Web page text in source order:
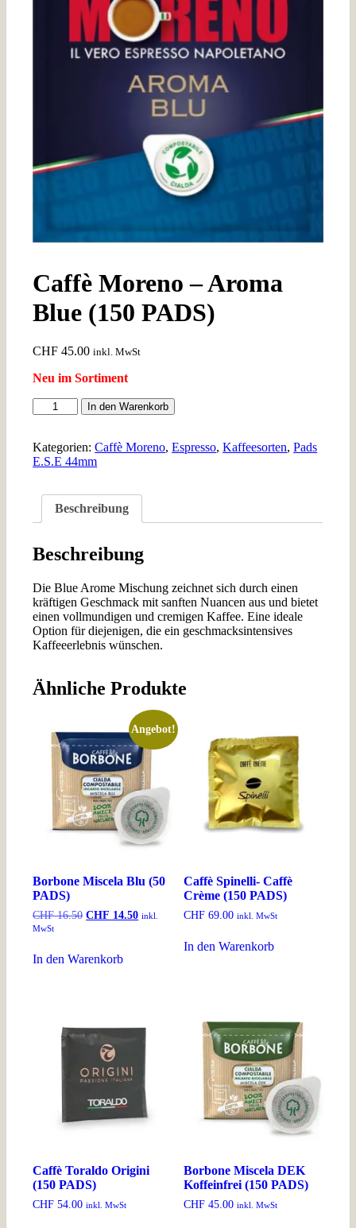
Caffè Moreno – Aroma
Blue (150 PADS)
CHF 45.00 inkl. MwSt
Neu im Sortiment
Caffè
Moreno
Aroma
Blue
Menge
In den Warenkorb
Kategorien:Caffè Moreno,Espresso,Kaffeesorten,Pads
E.S.E 44mm
Beschreibung
Beschreibung
Die Blue Arome Mischung zeichnet sich durch einen
kräftigen Geschmack mit sanften Nuancen aus und bietet
einen vollmundigen und cremigen Kaffee. Eine ideale
Option für diejenigen, die ein geschmacksintensives
Kaffeeerlebnis wünschen.
Ähnliche Produkte
Angebot!
Borbone Miscela Blu (50
PADS)
CHF16.50 Ursprünglicher
CHF 16.50
CHF 14.50Aktueller
CHF 14.50.
inkl.
MwSt
In den Warenkorb
Caffè Spinelli- Caffè
Crème (150 PADS)
CHF 69.00 inkl. MwSt
In den Warenkorb
Caffè Toraldo Origini
(150 PADS)
CHF 54.00 inkl. MwSt
Borbone Miscela DEK
Koffeinfrei (150 PADS)
CHF 45.00 inkl. MwSt